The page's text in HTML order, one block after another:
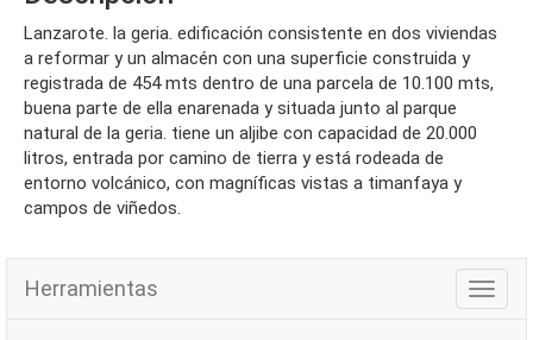
lanzarote. la geria. edificación consistente en dos viviendas
a reformar y un almacén con una superficie construida y
registrada de 454 mts dentro de una parcela de 10.100 mts,
buena parte de ella enarenada y situada junto al parque
natural de la geria. tiene un aljibe con capacidad de 20.000
litros, entrada por camino de tierra y está rodeada de
entorno volcánico, con magníficas vistas a timanfaya y
campos de viñedos.
Herramientas